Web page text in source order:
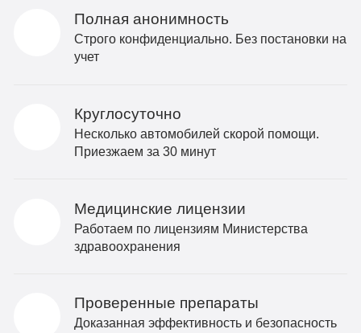
Полная анонимность
Строго конфиденциально. Без постановки на
учет
Круглосуточно
Несколько автомобилей скорой помощи.
Приезжаем за 30 минут
Медицинские лицензии
Работаем по лицензиям Министерства
здравоохранения
Проверенные препараты
Доказанная эффективность и безопасность